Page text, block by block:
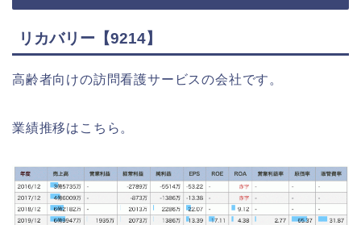
リカバリー【9214】
高齢者向けの訪問看護サービスの会社です。
業績推移はこちら。